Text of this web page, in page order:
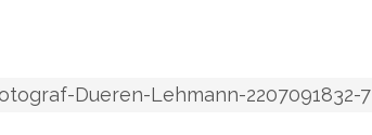
Dueren-Lehmann-2207091832-7